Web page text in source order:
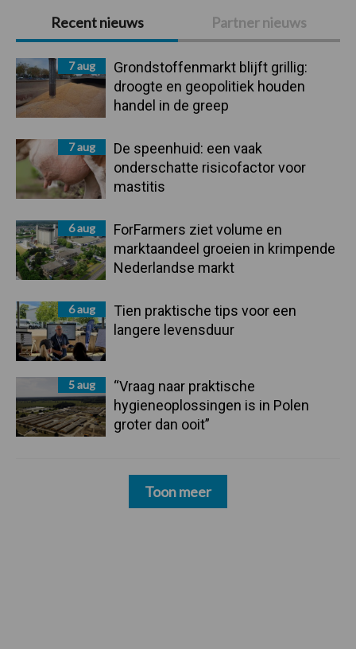
Primaire
Sidebar
Recent nieuws Partner nieuws
7 aug
Grondstoffenmarkt blijft grillig:
droogte en geopolitiek houden
handel in de greep
7 aug
De speenhuid: een vaak
onderschatte risicofactor voor
mastitis
6 aug
ForFarmers ziet volume en
marktaandeel groeien in krimpende
Nederlandse markt
6 aug
Tien praktische tips voor een
langere levensduur
5 aug
“Vraag naar praktische
hygieneoplossingen is in Polen
groter dan ooit”
Toon meer